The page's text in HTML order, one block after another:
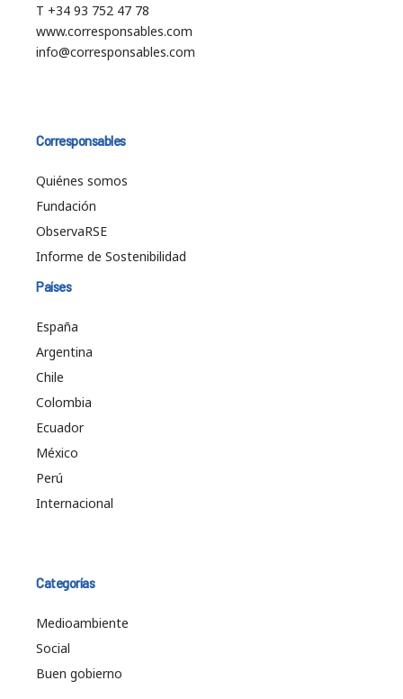
T +34 93 752 47 78
www.corresponsables.com
info@corresponsables.com
Corresponsables
Quiénes somos
Fundación
ObservaRSE
Informe de Sostenibilidad
Países
España
Argentina
Chile
Colombia
Ecuador
México
Perú
Internacional
Categorías
Medioambiente
Social
Buen gobierno